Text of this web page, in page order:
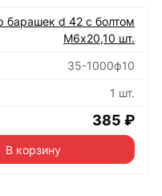
барашек d 42 с болтом
М6х20,10 шт.
35-1000ф10
1 шт.
385 ₽
В корзину